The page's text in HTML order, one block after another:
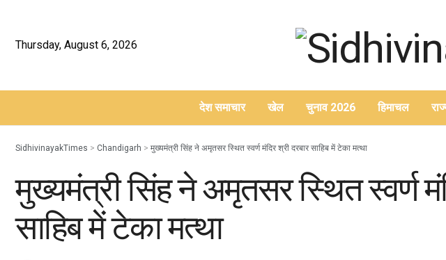
Thursday, August 6, 2026
देश समाचार खेल चुनाव 2026 हिमाचल
SidhivinayakTimes > Chandigarh > मुख्यमंत्री सिंह ने अमृतसर स्थित स्वर्ण मंदिर श्री दरबार साहिब में टेका मत्था
मुख्यमंत्री सिंह ने अमृतसर स्थित स्वर्ण
साहिब में टेका मत्था